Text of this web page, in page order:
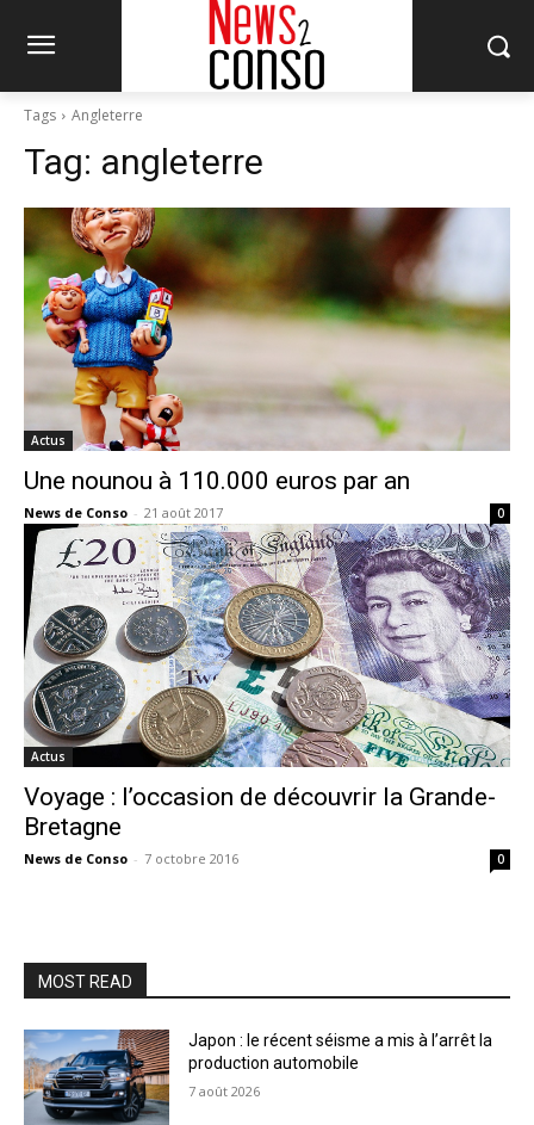
Tags Angleterre
Tag: angleterre
Actus
Une nounou à 110.000 euros par an
News de Conso - 21 août 2017 0
Actus
Voyage : l’occasion de découvrir la Grande-
Bretagne
News de Conso - 7 octobre 2016 0
MOST READ
Japon : le récent séisme a mis à l’arrêt la
production automobile
7 août 2026